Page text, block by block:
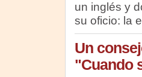
un inglés y
su oficio: la
Un
"Cuando